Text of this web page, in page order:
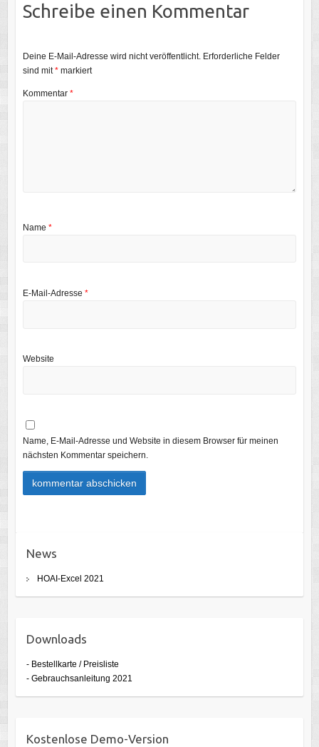
Schreibe einen Kommentar
Deine E-Mail-Adresse wird nicht veröffentlicht. Erforderliche Felder
sind mit*markiert
Kommentar *
Name *
E-Mail-Adresse *
Website
Name, E-Mail-Adresse und Website in diesem Browser für meinen
nächsten Kommentar speichern.
News
HOAI-Excel 2021
Downloads
- Bestellkarte / Preisliste
- Gebrauchsanleitung 2021
Kostenlose Demo-Version